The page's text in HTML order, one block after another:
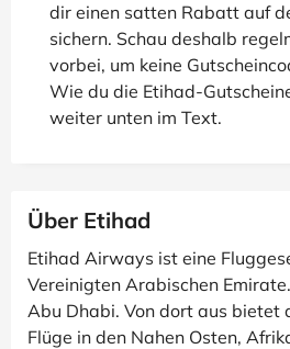
dir einen satten Rabatt auf
sichern. Schau deshalb
vorbei, um keine
Wie du die Etihad-
weiter unten im Text.
Über Etihad
Etihad Airways ist eine
Vereinigten Arabischen
Abu Dhabi. Von dort aus bietet
Flüge in den Nahen Osten,